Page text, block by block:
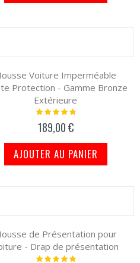
Voiture Imperméable
Protection - Gamme Bronze
Extérieure
Notation:
189,00 €
AJOUTER AU PANIER
de Présentation pour
- Drap de présentation
Notation: